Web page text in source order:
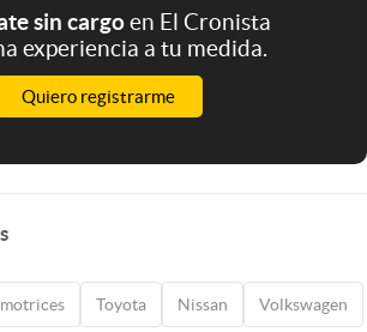
sin cargoen El Cronista
experiencia a tu medida.
Quiero registrarme
Toyota Nissan Volkswagen